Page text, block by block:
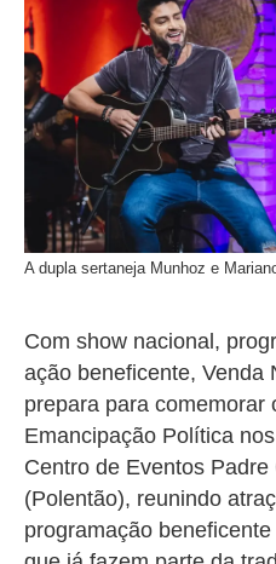
A dupla sertaneja Munhoz e
Com show nacional,
ação beneficente, Venda
prepara para comemorar
Emancipação Política
Centro de Eventos Padre
(Polentão), reunindo
programação